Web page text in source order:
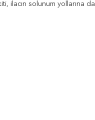
ilacın solunum yollarına